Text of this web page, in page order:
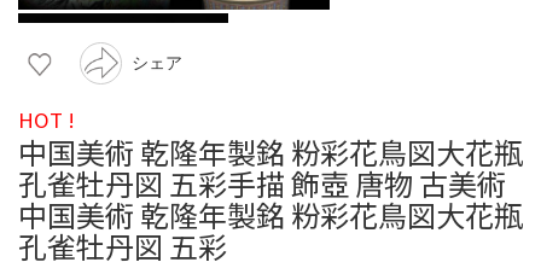
シェア
HOT !
中国美術 乾隆年製銘 粉彩花鳥図大花瓶
孔雀牡丹図 五彩手描 飾壺 唐物 古美術
中国美術 乾隆年製銘 粉彩花鳥図大花瓶
孔雀牡丹図 五彩